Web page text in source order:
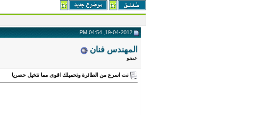
المهندس فنان
عضو
نت اسرع من الطائرة وتحميلك اقوى مما تتخيل حصريا